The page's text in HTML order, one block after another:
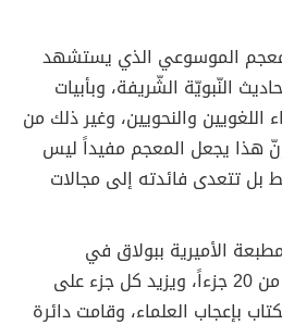
الموسوعي الذي يستشهد
النّبويّة الشّريفة، وبأبيات
اللغويين والنحويين، وغير ذلك من
فإنّ هذا يجعل المعجم مفيداً ليس
تتعدى فائدته إلى مجالات
الأميرية ببولاق في
القاهرة، ويتألف المعجم من 20 جزءاً، ويزيد كل جزء على
بإعجاب العلماء، وقامت دائرة